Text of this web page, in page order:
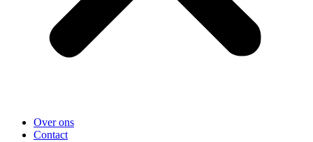
Over ons
Contact